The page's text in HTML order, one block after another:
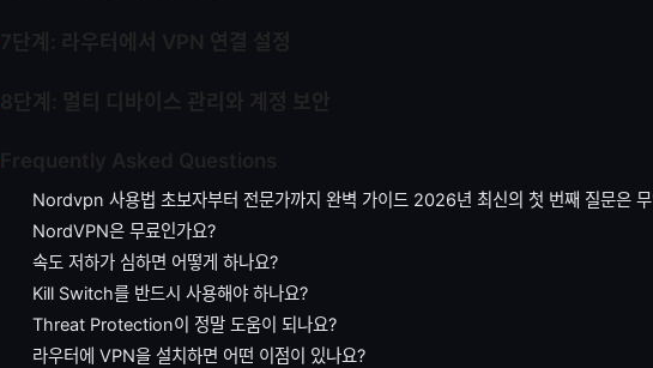
Nordvpn 사용법 초보자부터 전문가까지 완벽 가이드 2026년 최신의 첫 번째 질문은
NordVPN은 무료인가요?
속도 저하가 심하면 어떻게 하나요?
Kill Switch를 반드시 사용해야 하나요?
Threat Protection이 정말 도움이 되나요?
라우터에 VPN을 설치하면 어떤 이점이 있나요?